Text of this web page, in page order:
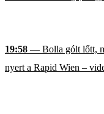
19:58 — Bolla gólt lőtt,
nyert a Rapid Wien –